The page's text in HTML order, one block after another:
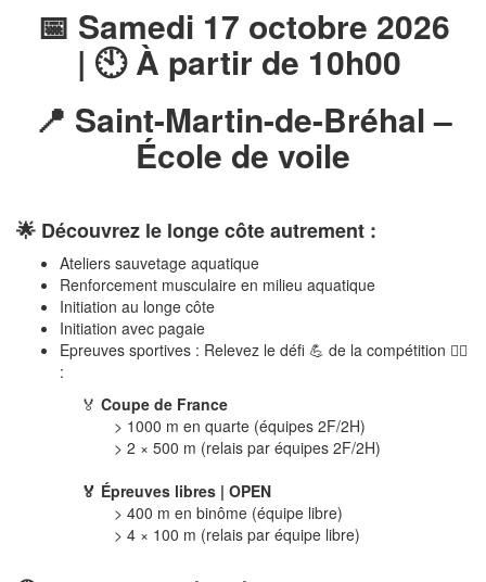
📅 Samedi 17 octobre 2026
| 🕙 À partir de 10h00
📍 Saint-Martin-de-Bréhal –
École de voile
🌟 Découvrez le longe côte autrement :
Ateliers sauvetage aquatique
Renforcement musculaire en milieu aquatique
Initiation au longe côte
Initiation avec pagaie
Epreuves sportives : Relevez le défi 💪 de la compétition 🏃‍♂️
:
🏅 Coupe de France
> 1000 m en quarte (équipes 2F/2H)
> 2 × 500 m (relais par équipes 2F/2H)
🏅 Épreuves libres | OPEN
> 400 m en binôme (équipe libre)
> 4 × 100 m (relais par équipe libre)